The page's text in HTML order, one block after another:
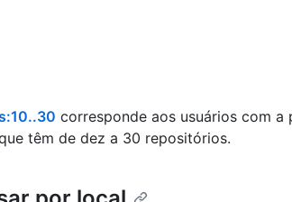
corresponde aos usuários com
têm de dez a 30 repositórios.